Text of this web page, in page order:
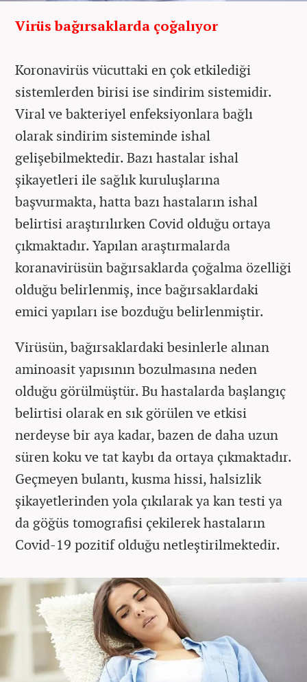
Virüs bağırsaklarda çoğalıyor
Koronavirüs vücuttaki en çok etkilediği
sistemlerden birisi ise sindirim sistemidir.
Viral ve bakteriyel enfeksiyonlara bağlı
olarak sindirim sisteminde ishal
gelişebilmektedir. Bazı hastalar ishal
şikayetleri ile sağlık kuruluşlarına
başvurmakta, hatta bazı hastaların ishal
belirtisi araştırılırken Covid olduğu ortaya
çıkmaktadır. Yapılan araştırmalarda
koranavirüsün bağırsaklarda çoğalma özelliği
olduğu belirlenmiş, ince bağırsaklardaki
emici yapıları ise bozduğu belirlenmiştir.
Virüsün, bağırsaklardaki besinlerle alınan
aminoasit yapısının bozulmasına neden
olduğu görülmüştür. Bu hastalarda başlangıç
belirtisi olarak en sık görülen ve etkisi
nerdeyse bir aya kadar, bazen de daha uzun
süren koku ve tat kaybı da ortaya çıkmaktadır.
Geçmeyen bulantı, kusma hissi, halsizlik
şikayetlerinden yola çıkılarak ya kan testi ya
da göğüs tomografisi çekilerek hastaların
Covid-19 pozitif olduğu netleştirilmektedir.